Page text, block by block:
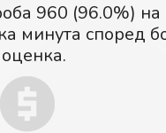
960 (96.0%)
минута според